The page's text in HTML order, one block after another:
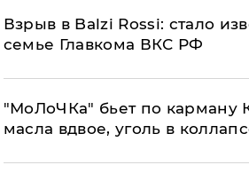
Взрыв в Balzi Rossi: стало
семье Главкома ВКС РФ
​"МоЛоЧКа" бьет по карману
масла вдвое, уголь в